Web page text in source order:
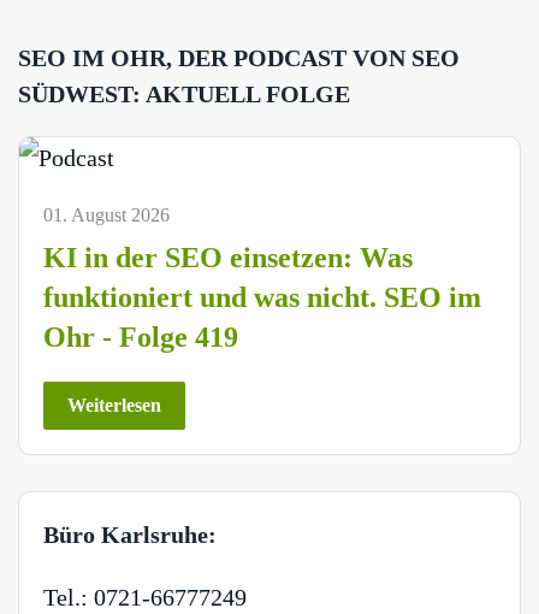
SEO IM OHR, DER PODCAST VON SEO
SÜDWEST: AKTUELL FOLGE
01. August 2026
KI in der SEO einsetzen: Was
funktioniert und was nicht. SEO im
Ohr - Folge 419
Weiterlesen
Büro Karlsruhe:
Tel.: 0721-66777249